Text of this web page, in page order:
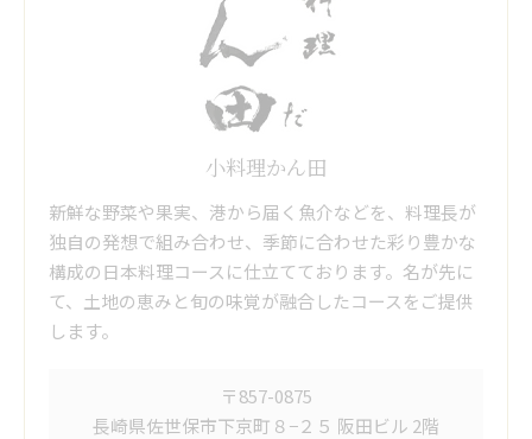
小料理かん田
新鮮な野菜や果実、港から届く魚介などを、料理長が
独自の発想で組み合わせ、季節に合わせた彩り豊かな
構成の日本料理コースに仕立てております。名が先に
て、土地の恵みと旬の味覚が融合したコースをご提供
します。
〒857-0875
長崎県佐世保市下京町８−２５ 阪田ビル 2階